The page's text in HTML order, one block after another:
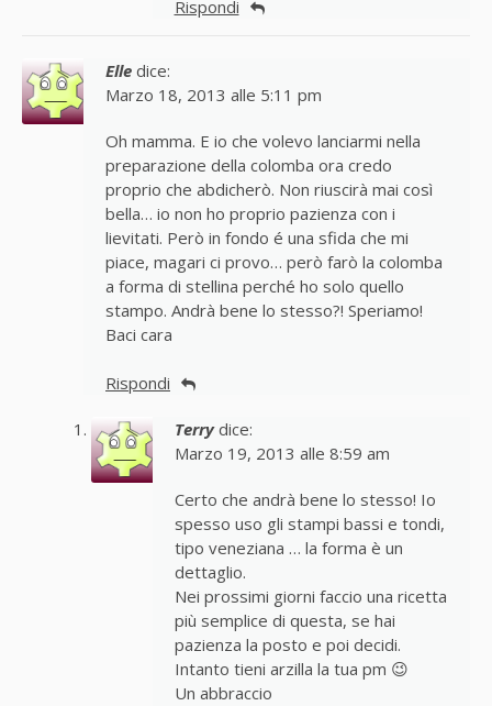
Rispondi
Elle dice:
Marzo 18, 2013 alle 5:11 pm
Oh mamma. E io che volevo lanciarmi nella
preparazione della colomba ora credo
proprio che abdicherò. Non riuscirà mai così
bella… io non ho proprio pazienza con i
lievitati. Però in fondo é una sfida che mi
piace, magari ci provo… però farò la colomba
a forma di stellina perché ho solo quello
stampo. Andrà bene lo stesso?! Speriamo!
Baci cara
Rispondi
Terry dice:
Marzo 19, 2013 alle 8:59 am
Certo che andrà bene lo stesso! Io
spesso uso gli stampi bassi e tondi,
tipo veneziana … la forma è un
dettaglio.
Nei prossimi giorni faccio una ricetta
più semplice di questa, se hai
pazienza la posto e poi decidi.
Intanto tieni arzilla la tua pm 😉
Un abbraccio